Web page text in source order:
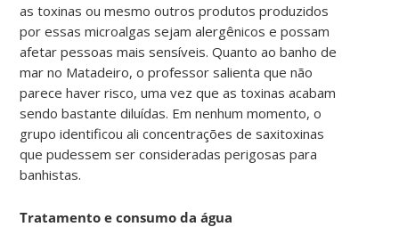
as toxinas ou mesmo outros produtos produzidos
por essas microalgas sejam alergênicos e possam
afetar pessoas mais sensíveis. Quanto ao banho de
mar no Matadeiro, o professor salienta que não
parece haver risco, uma vez que as toxinas acabam
sendo bastante diluídas. Em nenhum momento, o
grupo identificou ali concentrações de saxitoxinas
que pudessem ser consideradas perigosas para
banhistas.
Tratamento e consumo da água